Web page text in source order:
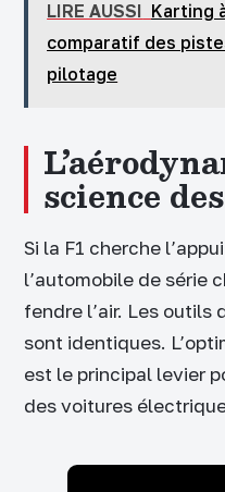
LIRE AUSSI Karting
comparatif des
pilotage
science
Si la F1 cherche
l’automobile de série
fendre l’air. Les
sont identiques.
est le principal levier
des voitures